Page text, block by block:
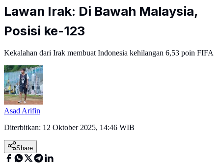
Lawan Irak: Di Bawah Malaysia,
Posisi ke-123
Kekalahan dari Irak membuat Indonesia kehilangan 6,53 poin FIFA
Asad Arifin
Diterbitkan: 12 Oktober 2025, 14:46 WIB
Share